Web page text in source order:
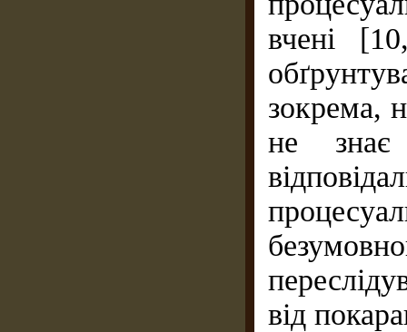
вчені
зокрема,
не знає
від